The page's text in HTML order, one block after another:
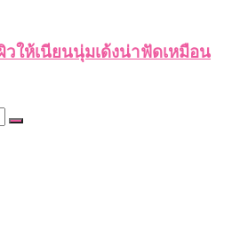
ให้เนียนนุ่มเด้งน่าฟัดเหมือน